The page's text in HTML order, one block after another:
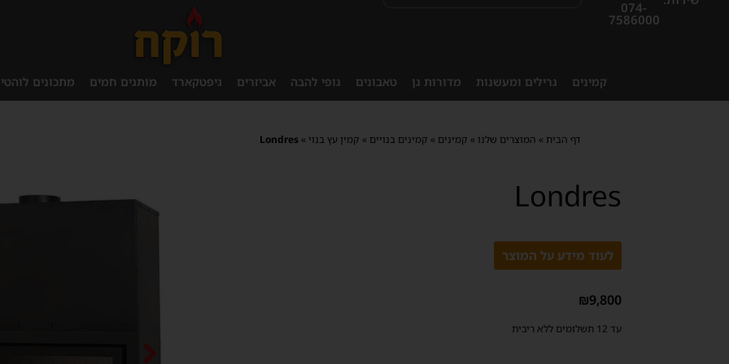
074-
7586000
קמינים גרילים ומעשנות מדורות גן טאבונים גופי להבה אביזרים גיפטקארד מותגים חמים מתכונים
דף הבית » המוצרים שלנו » קמינים » קמינים בנויים » קמין עץ בנוי »
Londres
Londres
לעוד מידע על המוצר
₪9,800
עד 12 תשלומים ללא ריבית